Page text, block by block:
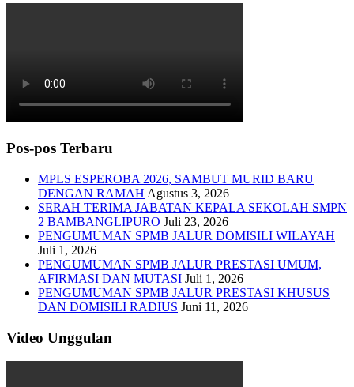
Pos-pos Terbaru
MPLS ESPEROBA 2026, SAMBUT MURID BARU
DENGAN RAMAH Agustus 3, 2026
SERAH TERIMA JABATAN KEPALA SEKOLAH SMPN
2 BAMBANGLIPURO Juli 23, 2026
PENGUMUMAN SPMB JALUR DOMISILI WILAYAH
Juli 1, 2026
PENGUMUMAN SPMB JALUR PRESTASI UMUM,
AFIRMASI DAN MUTASI Juli 1, 2026
PENGUMUMAN SPMB JALUR PRESTASI KHUSUS
DAN DOMISILI RADIUS Juni 11, 2026
Video Unggulan